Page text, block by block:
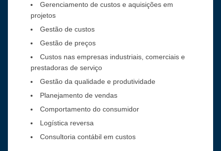
Gerenciamento de custos e aquisições em
projetos
Gestão de custos
Gestão de preços
Custos nas empresas industriais, comerciais e
prestadoras de serviço
Gestão da qualidade e produtividade
Planejamento de vendas
Comportamento do consumidor
Logística reversa
Consultoria contábil em custos